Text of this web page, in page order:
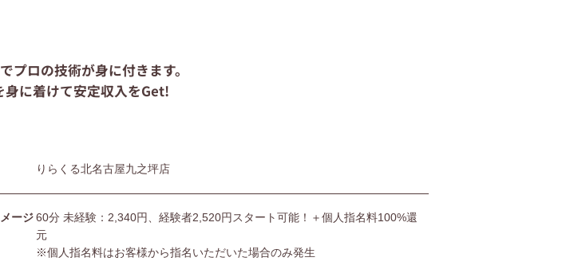
プロの技術が身に付きます。
身に着けて安定収入をGet!
りらくる北名古屋九之坪店
ージ60分 未経験：2,340円、経験者2,520円スタート可能！＋個人指名料100%還
元
※個人指名料はお客様から指名いただいた場合のみ発生